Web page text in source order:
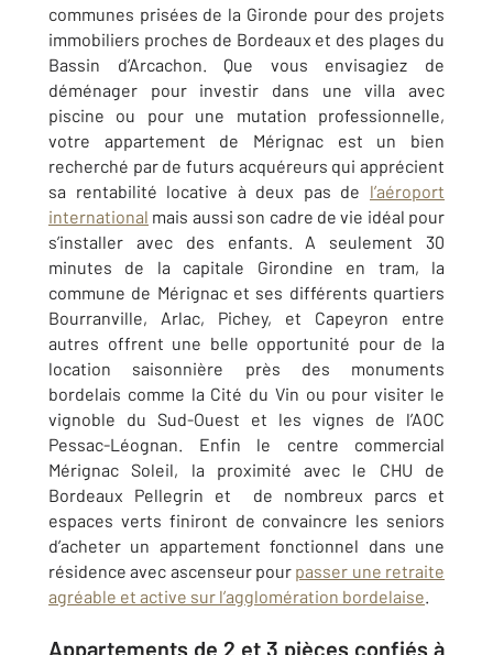
communes prisées de la Gironde pour des projets
immobiliers proches de Bordeaux et des plages du
Bassin d’Arcachon. Que vous envisagiez de
déménager pour investir dans une villa avec
piscine ou pour une mutation professionnelle,
votre appartement de Mérignac est un bien
recherché par de futurs acquéreurs qui apprécient
sa rentabilité locative à deux pas de l’aéroport
international mais aussi son cadre de vie idéal pour
s’installer avec des enfants. A seulement 30
minutes de la capitale Girondine en tram, la
commune de Mérignac et ses différents quartiers
Bourranville, Arlac, Pichey, et Capeyron entre
autres offrent une belle opportunité pour de la
location saisonnière près des monuments
bordelais comme la Cité du Vin ou pour visiter le
vignoble du Sud-Ouest et les vignes de l’AOC
Pessac-Léognan. Enfin le centre commercial
Mérignac Soleil, la proximité avec le CHU de
Bordeaux Pellegrin et de nombreux parcs et
espaces verts finiront de convaincre les seniors
d’acheter un appartement fonctionnel dans une
résidence avec ascenseur pour passer une retraite
agréable et active sur l’agglomération bordelaise.
Appartements de 2 et 3 pièces confiés à